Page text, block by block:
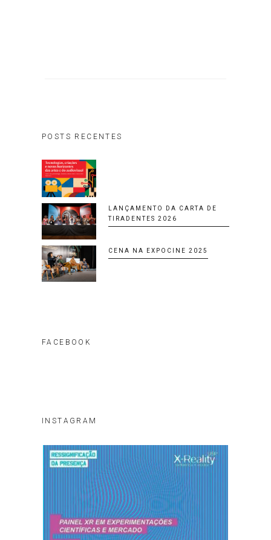
POSTS RECENTES
LANÇAMENTO DA CARTA DE
TIRADENTES 2026
CENA NA EXPOCINE 2025
FACEBOOK
INSTAGRAM